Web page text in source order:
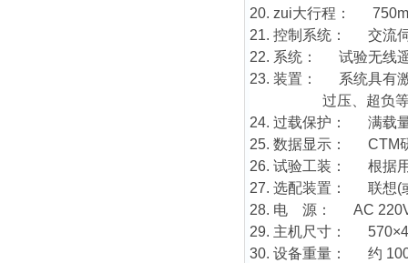
20. zui大行程：
21. 控制系统： 交流
22. 系统： 试验无线
23. 装置： 系统具有激
过压、超负等检查
24. 过载保护： 满载量
25. 数据显示： CTM
26. 试验工装： 根据用
27. 选配装置： 联想(
28. 电 源： AC
29. 主机尺寸：
30. 设备重量： 约